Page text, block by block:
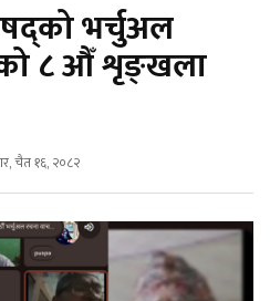
भर्चुअल
८ औँ शृङ्खला
चैत १६, २०८२